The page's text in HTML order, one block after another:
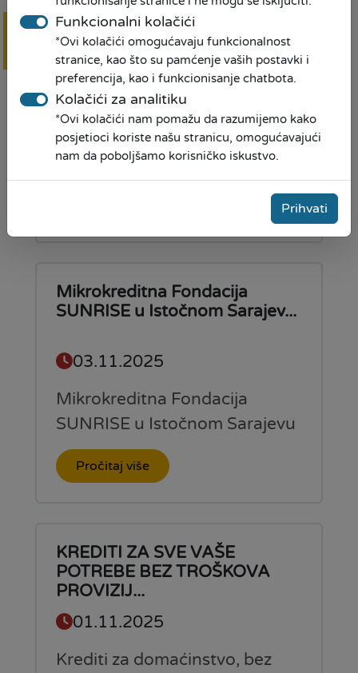
Donacija nastavnih sredstava
JU Osnovna Škola „Vuk...
07.11.2025
Donacija nastavnih sredstava
JU OŠ „Vuk Karadžić“ –
Omarska, Prijedor
Mikrokreditna Fondacija
SUNRISE u Istočnom Sarajev...
03.11.2025
Mikrokreditna Fondacija
SUNRISE u Istočnom Sarajevu
Pročitaj više
KREDITI ZA SVE VAŠE
POTREBE BEZ TROŠKOVA
PROVIZIJ...
01.11.2025
Krediti za domaćinstvo, bez
Funkcionalni kolačići
*Ovi kolačići omogućavaju funkcionalnost
stranice, kao što su pamćenje vaših postavki i
preferencija, kao i funkcionisanje chatbota.
Kolačići za analitiku
*Ovi kolačići nam pomažu da razumijemo kako
posjetioci koriste našu stranicu, omogućavajući
nam da poboljšamo korisničko iskustvo.
Prihvati